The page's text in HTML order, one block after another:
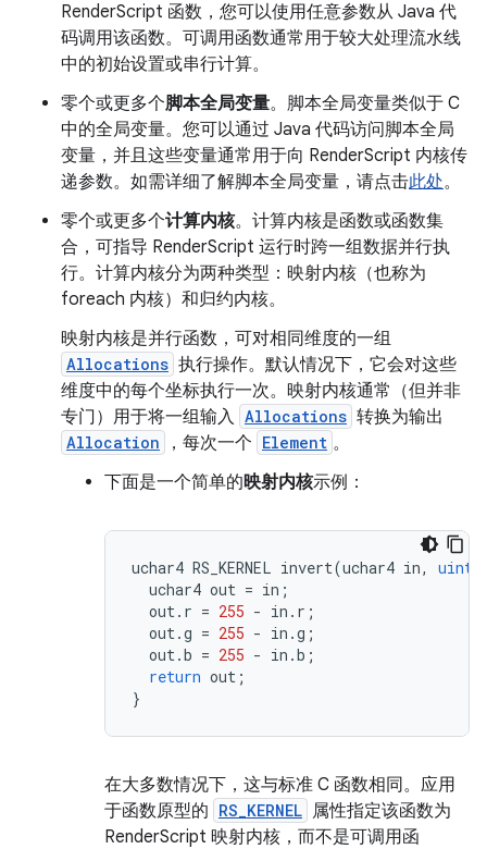
RenderScript 函数，您可以使用任意参数从 Java 代
码调用该函数。可调用函数通常用于较大处理流水线
中的初始设置或串行计算。
零个或更多个脚本全局变量。 脚本全局变量类似于 C
中的全局变量。您可以通过 Java 代码访问脚本全局
变量，并且这些变量通常用于向 RenderScript 内核传
递参数。如需详细了解脚本全局变量，请点击此处。
零个或更多个计算内核。 计算内核是函数或函数集
合，可指导 RenderScript 运行时跨一组数据并行执
行。计算内核分为两种类型：映射内核（也称为
foreach 内核）和归约内核。
映射内核是并行函数，可对相同维度的一组
Allocations 执行操作。 默认情况下，它会对这些
维度中的每个坐标执行一次。映射内核通常（但并非
专门）用于将一组输入 Allocations 转换为输出
Allocation ，每次一个 Element 。
下面是一个简单的映射内核示例：
uchar4 RS_KERNEL invert(uchar4 in,
uchar4 out = in ;
out. r = 255 - in . r ;
out.g = 255 - in .g ;
out.b = 255 - in .b ;
return out ;
}
在大多数情况下，这与标准 C 函数相同。应用
于函数原型的 RS_KERNEL 属性指定该函数为
RenderScript 映射内核，而不是可调用函